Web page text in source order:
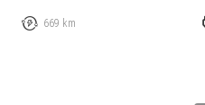
669 km